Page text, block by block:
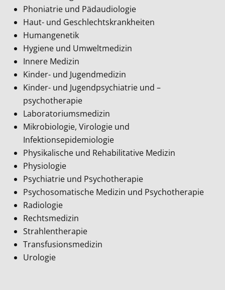
Phoniatrie und Pädaudiologie
Haut- und Geschlechtskrankheiten
Humangenetik
Hygiene und Umweltmedizin
Innere Medizin
Kinder- und Jugendmedizin
Kinder- und Jugendpsychiatrie und –
psychotherapie
Laboratoriumsmedizin
Mikrobiologie, Virologie und
Infektionsepidemiologie
Physikalische und Rehabilitative Medizin
Physiologie
Psychiatrie und Psychotherapie
Psychosomatische Medizin und Psychotherapie
Radiologie
Rechtsmedizin
Strahlentherapie
Transfusionsmedizin
Urologie